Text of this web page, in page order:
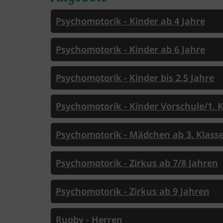
Psychomotorik - Kinder ab 4 Jahre
Psychomotorik - Kinder ab 6 Jahre
Psychomotorik - Kinder bis 2,5 Jahre
Psychomotorik - Kinder Vorschule/1.
Psychomotorik - Mädchen ab 3.
Psychomotorik - Zirkus ab 7/8 Jahren
Psychomotorik - Zirkus ab 9 Jahren
Rugby - Herren